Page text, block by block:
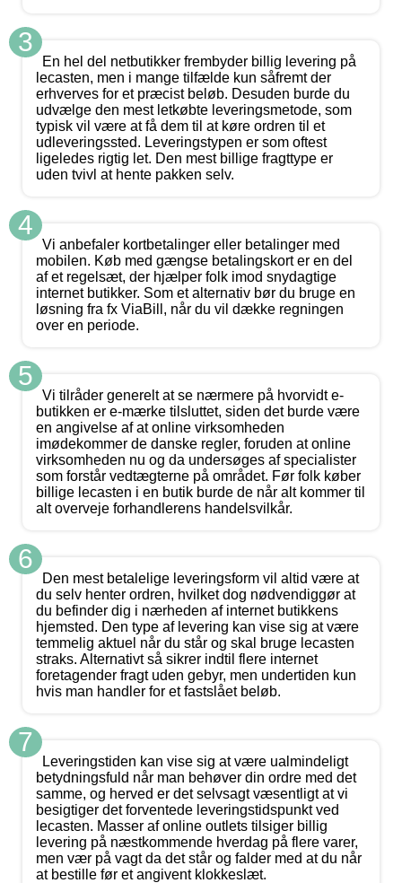
3
En hel del netbutikker frembyder billig levering på
lecasten, men i mange tilfælde kun såfremt der
erhverves for et præcist beløb. Desuden burde du
udvælge den mest letkøbte leveringsmetode, som
typisk vil være at få dem til at køre ordren til et
udleveringssted. Leveringstypen er som oftest
ligeledes rigtig let. Den mest billige fragttype er
uden tvivl at hente pakken selv.
4
Vi anbefaler kortbetalinger eller betalinger med
mobilen. Køb med gængse betalingskort er en del
af et regelsæt, der hjælper folk imod snydagtige
internet butikker. Som et alternativ bør du bruge en
løsning fra fx ViaBill, når du vil dække regningen
over en periode.
5
Vi tilråder generelt at se nærmere på hvorvidt e-
butikken er e-mærke tilsluttet, siden det burde være
en angivelse af at online virksomheden
imødekommer de danske regler, foruden at online
virksomheden nu og da undersøges af specialister
som forstår vedtægterne på området. Før folk køber
billige lecasten i en butik burde de når alt kommer til
alt overveje forhandlerens handelsvilkår.
6
Den mest betalelige leveringsform vil altid være at
du selv henter ordren, hvilket dog nødvendiggør at
du befinder dig i nærheden af internet butikkens
hjemsted. Den type af levering kan vise sig at være
temmelig aktuel når du står og skal bruge lecasten
straks. Alternativt så sikrer indtil flere internet
foretagender fragt uden gebyr, men undertiden kun
hvis man handler for et fastslået beløb.
7
Leveringstiden kan vise sig at være ualmindeligt
betydningsfuld når man behøver din ordre med det
samme, og herved er det selvsagt væsentligt at vi
besigtiger det forventede leveringstidspunkt ved
lecasten. Masser af online outlets tilsiger billig
levering på næstkommende hverdag på flere varer,
men vær på vagt da det står og falder med at du når
at bestille før et angivent klokkeslæt.